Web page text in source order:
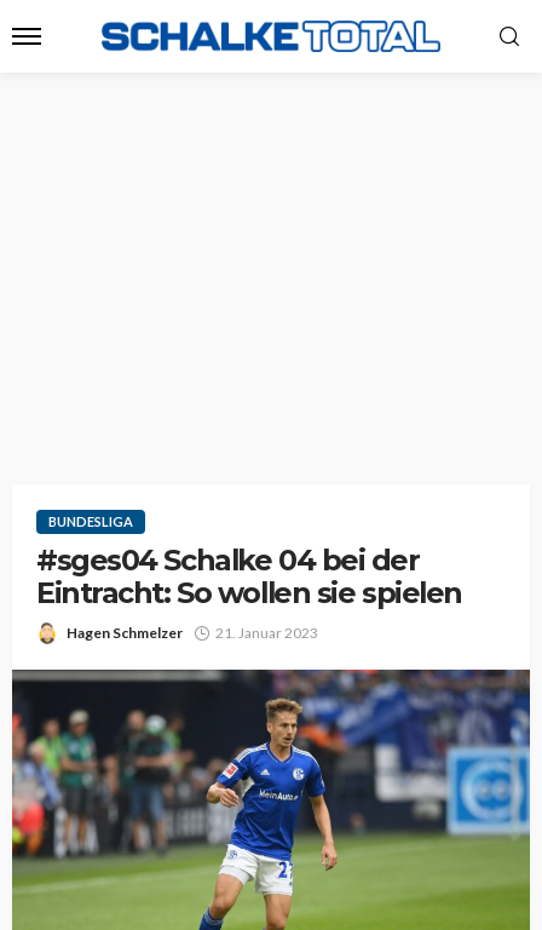
BUNDESLIGA
#sges04 Schalke 04 bei der
Eintracht: So wollen sie spielen
Hagen Schmelzer 21. Januar 2023